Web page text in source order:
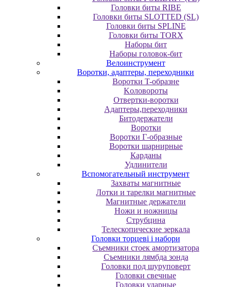
Головки биты RIBE
Головки биты SLOTTED (SL)
Головки биты SPLINE
Головки биты TORX
Наборы бит
Наборы головок-бит
Велоинструмент
Воротки, адаптеры, переходники
Bopoтки T-oбpaзне
Koлoвopoты
Oтвepтки-вopoтки
Адаптеры,переходники
Битодержатели
Воротки
Воротки Г-образные
Воротки шарнирные
Карданы
Удлинители
Вспомогательный инструмент
Захваты магнитные
Лотки и тарелки магнитные
Магнитные держатели
Ножи и ножницы
Струбцина
Телескопические зеркала
Головки торцеві і набори
Cъeмники cтoeк aмopтизaтopa
Cъeмники лямбдa зoндa
Гoлoвки пoд шуpупoвepт
Головки свечные
Головки ударные